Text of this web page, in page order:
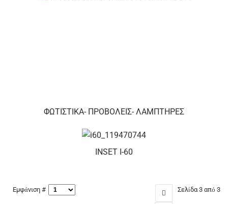
ΦΩΤΙΣΤΙΚΑ- ΠΡΟΒΟΛΕΙΣ- ΛΑΜΠΤΗΡΕΣ
INSET I-60
Εμφάνιση # Σελίδα 3 από 3